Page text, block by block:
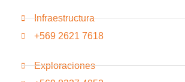
Infraestructura
+569 2621 7618
Exploraciones